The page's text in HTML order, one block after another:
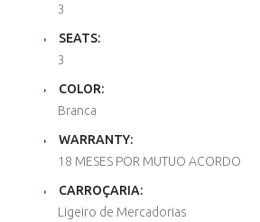
3
SEATS:
3
COLOR:
Branca
WARRANTY:
18 MESES POR MUTUO ACORDO
CARROÇARIA:
Ligeiro de Mercadorias